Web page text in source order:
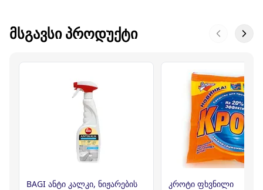
ᲛᲡᲒᲐᲕᲡᲘ ᲞᲠᲝᲓᲣᲥᲢᲘ
BAGI ანტი კალკი, ნიჟარების
კროტი ფხვნილი